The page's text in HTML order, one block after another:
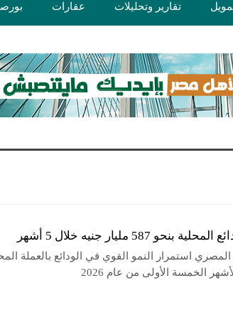
تقارير وتحليلات عقارات
مليار جنيه خلال 5 أشهر
استمرار النمو القوي في الودائع بالعملة
الخمسة الأولى من عام 2026